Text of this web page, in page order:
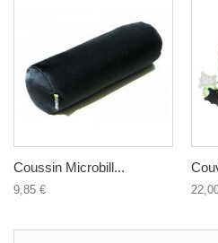
Coussin Microbill...
9,85 €